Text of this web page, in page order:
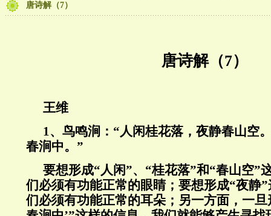
唐诗解（7）
唐诗解（7）
王维
1、鸟鸣涧：“人闲桂花落，夜静春山空
春涧中。”
要想形成“人闲”、“桂花落”和“春山空”
们必须有功能正常的眼睛；要想形成“夜静
们必须有功能正常的耳朵；另一方面，一旦